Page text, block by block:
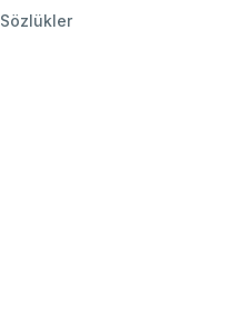
Sözlükler